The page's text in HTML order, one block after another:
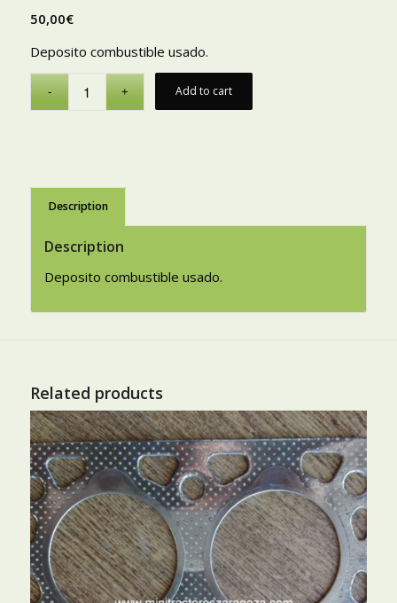
50,00€
Deposito combustible usado.
Add to cart
Description
Description
Deposito combustible usado.
Related products